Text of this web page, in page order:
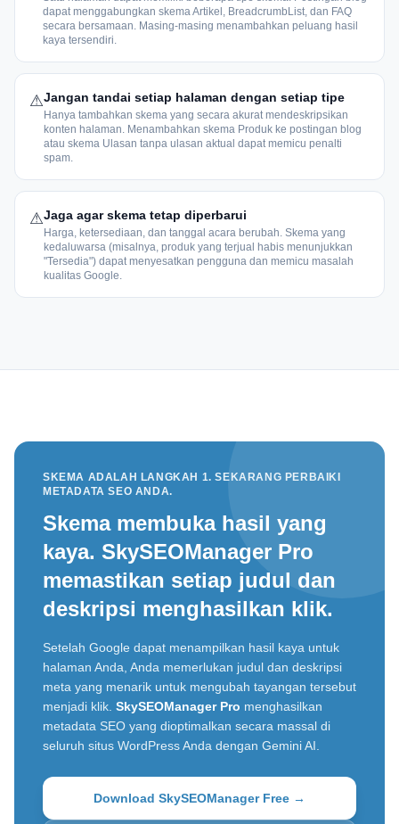
dapat menggabungkan skema Artikel, BreadcrumbList, dan FAQ
secara bersamaan. Masing-masing menambahkan peluang hasil
kaya tersendiri.
⚠Jangan tandai setiap halaman dengan setiap tipe
Hanya tambahkan skema yang secara akurat mendeskripsikan
konten halaman. Menambahkan skema Produk ke postingan blog
atau skema Ulasan tanpa ulasan aktual dapat memicu penalti
spam.
⚠Jaga agar skema tetap diperbarui
Harga, ketersediaan, dan tanggal acara berubah. Skema yang
kedaluwarsa (misalnya, produk yang terjual habis menunjukkan
"Tersedia") dapat menyesatkan pengguna dan memicu masalah
kualitas Google.
SKEMA ADALAH LANGKAH 1. SEKARANG PERBAIKI
METADATA SEO ANDA.
Skema membuka hasil yang
kaya. SkySEOManager Pro
memastikan setiap judul dan
deskripsi menghasilkan klik.
Setelah Google dapat menampilkan hasil kaya untuk
halaman Anda, Anda memerlukan judul dan deskripsi
meta yang menarik untuk mengubah tayangan tersebut
menjadi klik. SkySEOManager Pro menghasilkan
metadata SEO yang dioptimalkan secara massal di
seluruh situs WordPress Anda dengan Gemini AI.
Download SkySEOManager Free →